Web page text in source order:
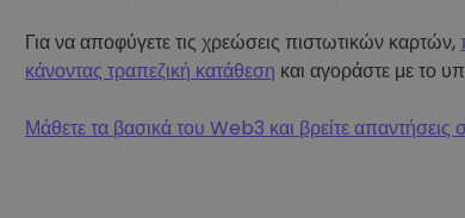
Για να αποφύγετε τις χρεώσεις πιστωτικών καρτών,
κάνοντας τραπεζική κατάθεση και αγοράστε με το
Μάθετε τα βασικά του Web3 και βρείτε